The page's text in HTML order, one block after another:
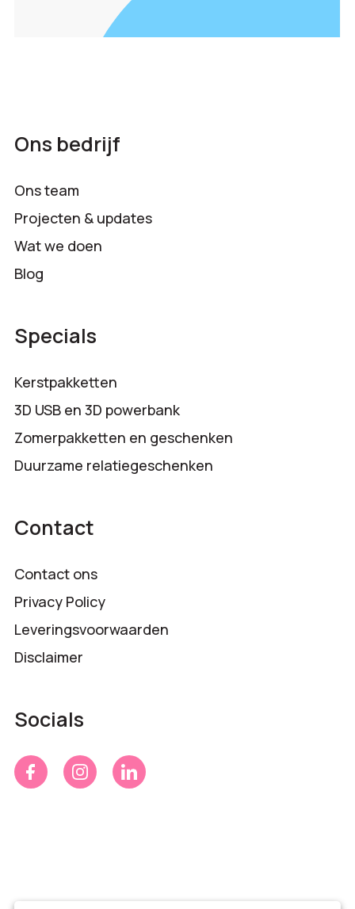
Ons bedrijf
Ons team
Projecten & updates
Wat we doen
Blog
Specials
Kerstpakketten
3D USB en 3D powerbank
Zomerpakketten en geschenken
Duurzame relatiegeschenken
Contact
Contact ons
Privacy Policy
Leveringsvoorwaarden
Disclaimer
Socials